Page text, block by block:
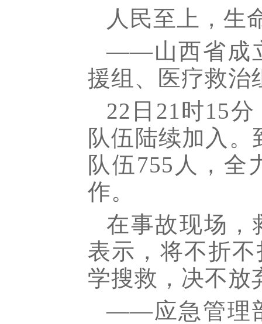
人民至上，生
——山西省成
援组、医疗救治
22日21时15
队伍陆续加入
队伍755人，全
作。
在事故现场，
表示，将不折
学搜救，决不放
——应急管理